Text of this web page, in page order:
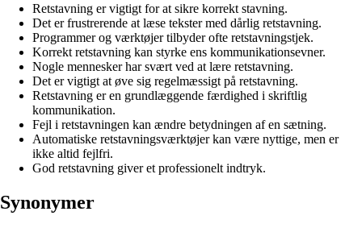
Retstavning er vigtigt for at sikre korrekt stavning.
Det er frustrerende at læse tekster med dårlig retstavning.
Programmer og værktøjer tilbyder ofte retstavningstjek.
Korrekt retstavning kan styrke ens kommunikationsevner.
Nogle mennesker har svært ved at lære retstavning.
Det er vigtigt at øve sig regelmæssigt på retstavning.
Retstavning er en grundlæggende færdighed i skriftlig
kommunikation.
Fejl i retstavningen kan ændre betydningen af en sætning.
Automatiske retstavningsværktøjer kan være nyttige, men er
ikke altid fejlfri.
God retstavning giver et professionelt indtryk.
Synonymer